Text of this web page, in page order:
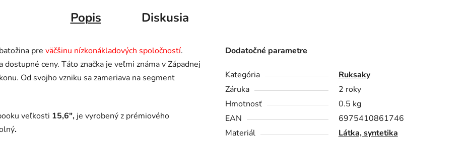
Popis Diskusia
pre väčšinu nízkonákladových spoločností.
ceny. Táto značka je veľmi známa v Západnej
Od svojho vzniku sa zameriava na segment
veľkosti 15,6", je vyrobený z prémiového
.
Dodatočné parametre
Kategória
Ruksaky
Záruka
2 roky
Hmotnosť
0.5 kg
EAN
6975410861746
Materiál
Látka, syntetika